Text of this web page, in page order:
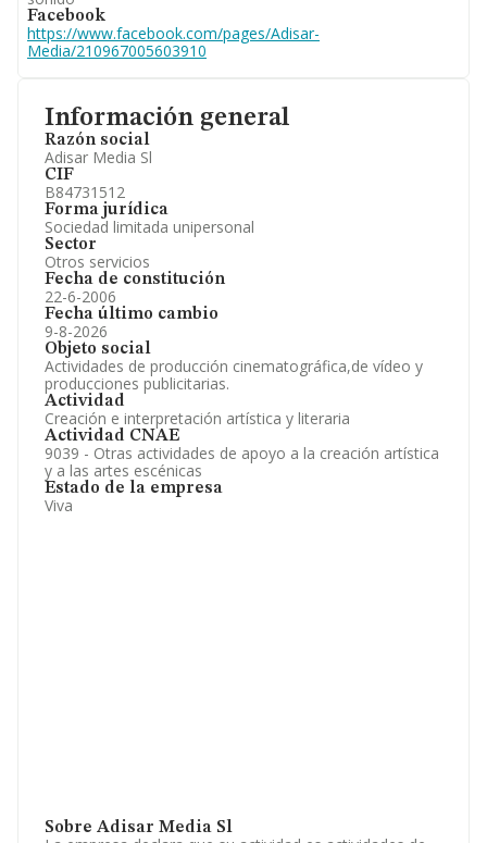
Información general
Razón social
Adisar Media Sl
CIF
B84731512
Forma jurídica
Sociedad limitada unipersonal
Sector
Otros servicios
Fecha de constitución
22-6-2006
Fecha último cambio
9-8-2026
Objeto social
Actividades de producción cinematográfica,de vídeo y
producciones publicitarias.
Actividad
Creación e interpretación artística y literaria
Actividad CNAE
9039 - Otras actividades de apoyo a la creación artística
y a las artes escénicas
Estado de la empresa
Viva
Sobre Adisar Media Sl
Facebook
https://www.facebook.com/pages/Adisar-
Media/210967005603910